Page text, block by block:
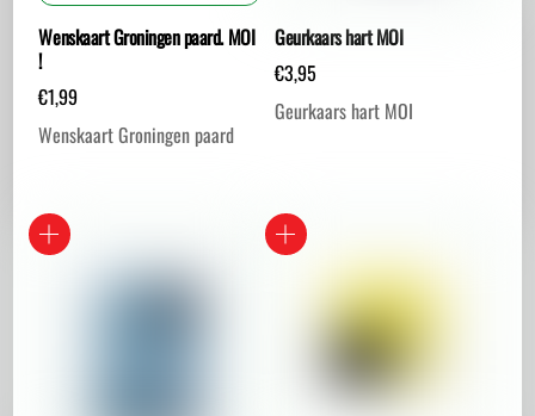
Wenskaart Groningen paard. MOI
!
€1,99
Wenskaart Groningen paard
Geurkaars hart MOI
€3,95
Geurkaars hart MOI